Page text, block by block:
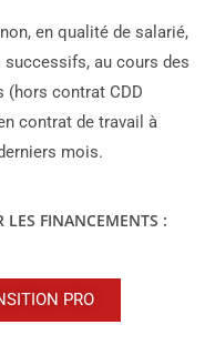
en qualité de salarié,
au cours des
(hors contrat CDD
contrat de travail à
mois.
LES FINANCEMENTS :
PRO